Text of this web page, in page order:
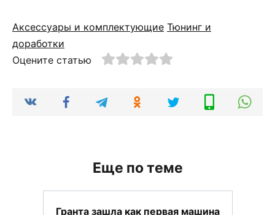
Аксессуары и комплектующие Тюнинг и
доработки
Оцените статью
Еще по теме
Гранта зашла как первая машина